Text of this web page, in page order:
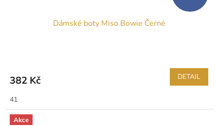
Dámské boty Miso Bowie Černé
382 Kč DETAIL
41
Akce